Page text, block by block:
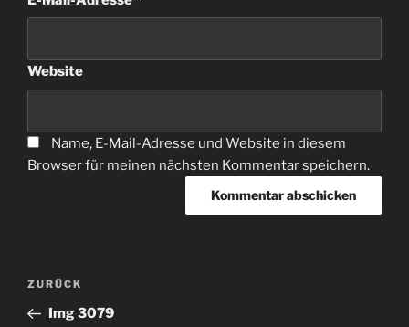
Website
Name, E-Mail-Adresse und Website in diesem
Browser für meinen nächsten Kommentar speichern.
Beitragsnavigation
Vorheriger
Beitrag
ZURÜCK
Img 3079